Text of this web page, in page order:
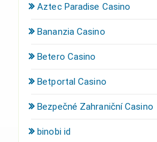
Aztec Paradise Casino
Bananzia Casino
Betero Casino
Betportal Casino
Bezpečné Zahraniční Casino
binobi id